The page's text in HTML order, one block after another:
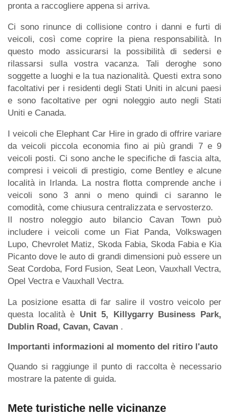
pronta a raccogliere appena si arriva.
Ci sono rinunce di collisione contro i danni e furti di
veicoli, così come coprire la piena responsabilità. In
questo modo assicurarsi la possibilità di sedersi e
rilassarsi sulla vostra vacanza. Tali deroghe sono
soggette a luoghi e la tua nazionalità. Questi extra sono
facoltativi per i residenti degli Stati Uniti in alcuni paesi
e sono facoltative per ogni noleggio auto negli Stati
Uniti e Canada.
I veicoli che Elephant Car Hire in grado di offrire variare
da veicoli piccola economia fino ai più grandi 7 e 9
veicoli posti. Ci sono anche le specifiche di fascia alta,
compresi i veicoli di prestigio, come Bentley e alcune
località in Irlanda. La nostra flotta comprende anche i
veicoli sono 3 anni o meno quindi ci saranno le
comodità, come chiusura centralizzata e servosterzo.
Il nostro noleggio auto bilancio Cavan Town può
includere i veicoli come un Fiat Panda, Volkswagen
Lupo, Chevrolet Matiz, Skoda Fabia, Skoda Fabia e Kia
Picanto dove le auto di grandi dimensioni può essere un
Seat Cordoba, Ford Fusion, Seat Leon, Vauxhall Vectra,
Opel Vectra e Vauxhall Vectra.
La posizione esatta di far salire il vostro veicolo per
questa località è Unit 5, Killygarry Business Park,
Dublin Road, Cavan, Cavan .
Importanti informazioni al momento del ritiro l'auto
Quando si raggiunge il punto di raccolta è necessario
mostrare la patente di guida.
Mete turistiche nelle vicinanze